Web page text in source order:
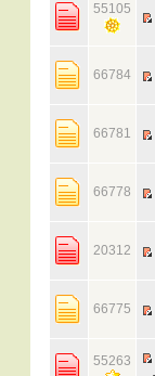
55105
66784
66781
66778
20312
66775
55263